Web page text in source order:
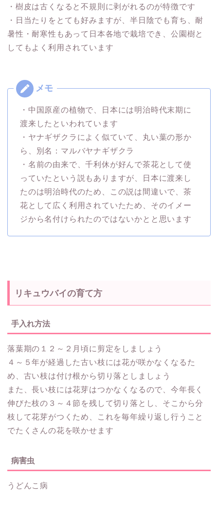
・樹皮は古くなると不規則に剥がれるのが特徴です
・日当たりをとても好みますが、半日陰でも育ち、耐
暑性・耐寒性もあって日本各地で栽培でき、公園樹と
してもよく利用されています
・中国原産の植物で、日本には明治時代末期に
渡来したといわれています
・ヤナギザクラによく似ていて、丸い葉の形か
ら、別名：マルバヤナギザクラ
・名前の由来で、千利休が好んで茶花として使
っていたという説もありますが、日本に渡来し
たのは明治時代のため、この説は間違いで、茶
花として広く利用されていたため、そのイメー
ジから名付けられたのではないかとと思います
リキュウバイの育て方
手入れ方法
落葉期の１２～２月頃に剪定をしましょう
４～５年が経過した古い枝には花が咲かなくなるた
め、古い枝は付け根から切り落としましょう
また、長い枝には花芽はつかなくなるので、今年長く
伸びた枝の３～４節を残して切り落とし、そこから分
枝して花芽がつくため、これを毎年繰り返し行うこと
でたくさんの花を咲かせます
病害虫
うどんこ病